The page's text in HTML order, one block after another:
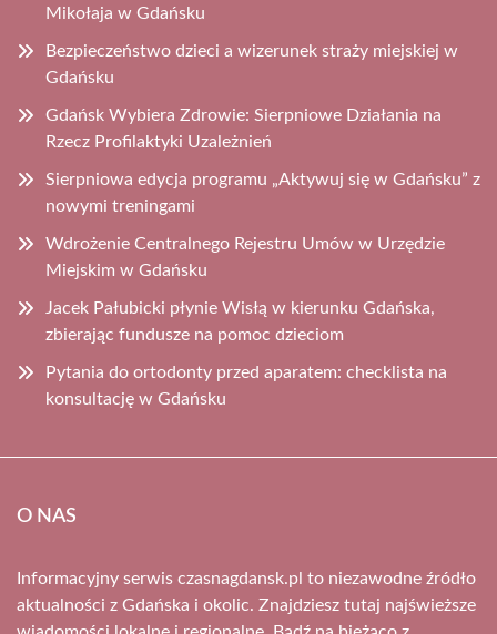
Mikołaja w Gdańsku
Bezpieczeństwo dzieci a wizerunek straży miejskiej w
Gdańsku
Gdańsk Wybiera Zdrowie: Sierpniowe Działania na
Rzecz Profilaktyki Uzależnień
Sierpniowa edycja programu „Aktywuj się w Gdańsku” z
nowymi treningami
Wdrożenie Centralnego Rejestru Umów w Urzędzie
Miejskim w Gdańsku
Jacek Pałubicki płynie Wisłą w kierunku Gdańska,
zbierając fundusze na pomoc dzieciom
Pytania do ortodonty przed aparatem: checklista na
konsultację w Gdańsku
O NAS
Informacyjny serwis czasnagdansk.pl to niezawodne źródło
aktualności z Gdańska i okolic. Znajdziesz tutaj najświeższe